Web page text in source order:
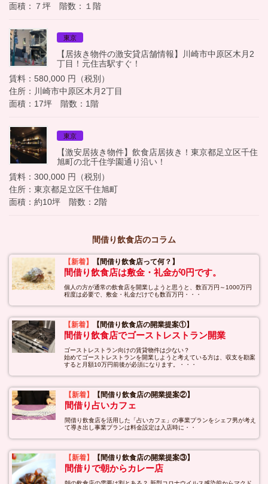
面積：７坪 階数：１階
東京
【居抜き物件の激安貸店舗情報】川崎市中原区木月2
丁目！元住吉駅すぐ！
賃料：580,000 円（税別）
住所：川崎市中原区木月2丁目
面積：17坪 階数：1階
東京
【激安居抜き物件】飲食店居抜き！東京都足立区千住
旭町の北千住学園通り沿い！
賃料：300,000 円（税別）
住所：東京都足立区千住旭町
面積：約10坪 階数：2階
間借り飲食店のコラム
【新着】 【間借り飲食店って何？】
間借り飲食店は敷金・礼金が0円です。
個人の方が通常の飲食店を開業しようと思うと、数百万円～1000万円
程度は必要で、敷金・礼金だけでも数百万円・・・
【新着】 【間借り飲食店の開業提案①】
間借り飲食店でゴーストレストラン開業
ゴーストレストラン向けの賃貸物件は少ない？
始めてゴーストレストランを開業しようと考えている方は、収支を勘案
すると月額10万円前後が必須になります。・・・
【新着】 【間借り飲食店の開業提案②】
間借り占いカフェ
間借り飲食店を活用した「占いカフェ」の事業プランをシェフ男が考え
て導き出し事業プランは料金設定は入店時に・・
【新着】 【間借り飲食店の開業提案③】
間借りで朝からカレー店